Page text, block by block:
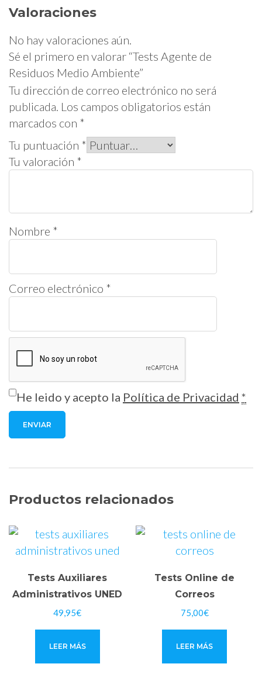
Valoraciones
No hay valoraciones aún.
Sé el primero en valorar “Tests Agente de
Residuos Medio Ambiente”
Tu dirección de correo electrónico no será
publicada. Los campos obligatorios están
marcados con *
Tu puntuación *
Tu valoración *
Nombre *
Correo electrónico *
He leido y acepto la Política de Privacidad *
Productos relacionados
Tests Auxiliares
Administrativos UNED
49,95€
LEER MÁS
Tests Online de
Correos
75,00€
LEER MÁS